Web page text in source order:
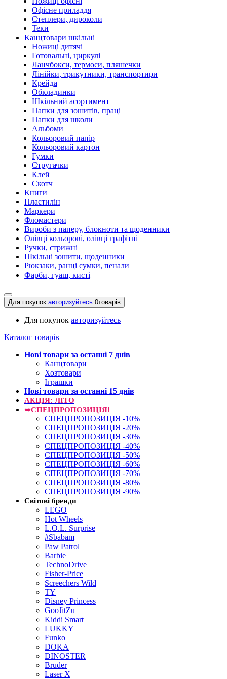
Офісне приладдя
Степлери, дироколи
Теки
Канцтовари шкільні
Ножиці дитячі
Готовальні, циркулі
Ланчбокси, термоси, пляшечки
Лінійки, трикутники, транспортири
Крейда
Обкладинки
Шкільний асортимент
Папки для зошитів, праці
Папки для школи
Альбоми
Кольоровий папір
Кольоровий картон
Гумки
Стругачки
Клей
Скотч
Книги
Пластилін
Маркери
Фломастери
Вироби з паперу, блокноти та щоденники
Олівці кольорові, олівці графітні
Ручки, стрижні
Шкільні зошити, щоденники
Рюкзаки, ранці сумки, пенали
Фарби, гуаш, кисті
Для покупок авторизуйтесь 0товарів
Для покупок авторизуйтесь
Каталог товарів
Нові товари за останнi 7 днiв
Канцтовари
Хозтовари
Іграшки
Нові товари за останнi 15 днiв
АКЦІЯ: ЛІТО
➥СПЕЦПРОПОЗИЦІЯ!
СПЕЦПРОПОЗИЦІЯ -10%
СПЕЦПРОПОЗИЦІЯ -20%
СПЕЦПРОПОЗИЦІЯ -30%
СПЕЦПРОПОЗИЦІЯ -40%
СПЕЦПРОПОЗИЦІЯ -50%
СПЕЦПРОПОЗИЦІЯ -60%
СПЕЦПРОПОЗИЦІЯ -70%
СПЕЦПРОПОЗИЦІЯ -80%
СПЕЦПРОПОЗИЦІЯ -90%
Світові бренди
LEGO
Hot Wheels
L.O.L. Surprise
#Sbabam
Paw Patrol
Barbie
TechnoDrive
Fisher-Price
Screechers Wild
TY
Disney Princess
GooJitZu
Kiddi Smart
LUKKY
Funko
DOKA
DINOSTER
Bruder
Laser X